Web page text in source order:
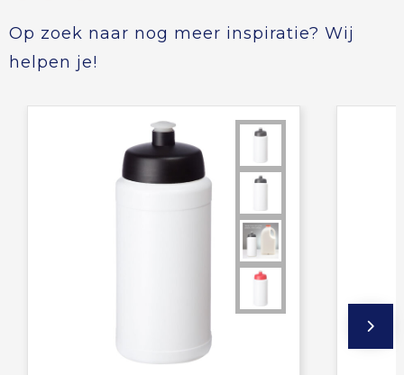
Op zoek naar nog meer inspiratie? Wij
helpen je!